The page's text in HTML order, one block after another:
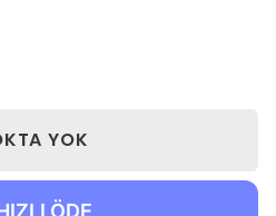
YOK